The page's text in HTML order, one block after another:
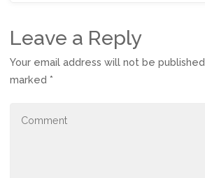
Leave a Reply
Your email address will not be published.
marked *